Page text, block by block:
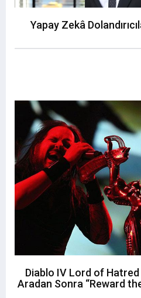
Yapay Zekâ
Diablo IV Lord of Hatred
Aradan Sonra “Reward